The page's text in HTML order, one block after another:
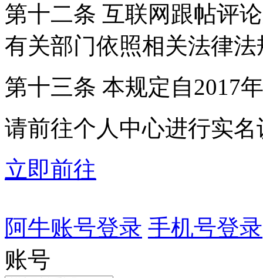
第十二条 互联网跟帖评
有关部门依照相关法律
第十三条 本规定自2017
请前往个人中心进行实名
立即前往
阿牛账号登录 手机号登录
账号